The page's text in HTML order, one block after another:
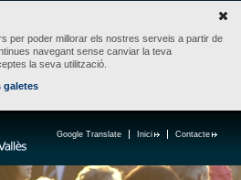
per poder millorar els nostres serveis a partir de
navegant sense canviar la teva
la seva utilització.
galetes
Contacte
Inici
Google Translate